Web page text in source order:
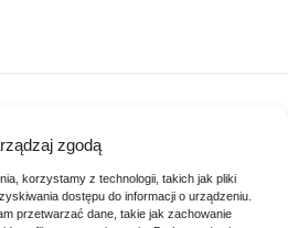
zgodą
korzystamy z technologii, takich jak pliki
dostępu do informacji o urządzeniu.
przetwarzać dane, takie jak zachowanie
produkty
które mogą Ci się spodobać